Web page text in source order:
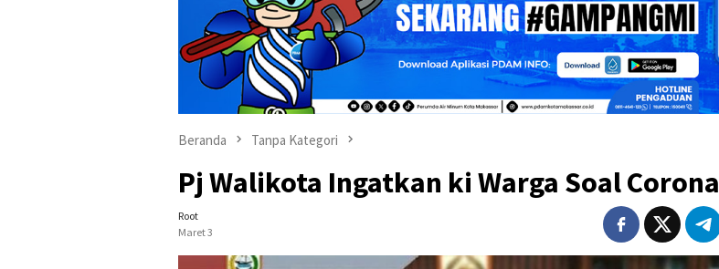
Beranda Tanpa Kategori
Pj Walikota Ingatkan ki Warga Soal Corona
Root
Maret 3